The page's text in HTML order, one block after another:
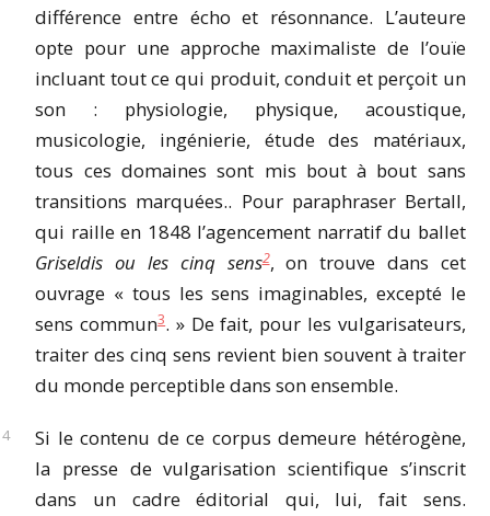
différence entre écho et résonnance. L’auteure
opte pour une approche maximaliste de l’ouïe
incluant tout ce qui produit, conduit et perçoit un
son : physiologie, physique, acoustique,
musicologie, ingénierie, étude des matériaux,
tous ces domaines sont mis bout à bout sans
transitions marquées.. Pour paraphraser Bertall,
qui raille en 1848 l’agencement narratif du ballet
Griseldis ou les cinq sens2, on trouve dans cet
ouvrage « tous les sens imaginables, excepté le
sens commun3. » De fait, pour les vulgarisateurs,
traiter des cinq sens revient bien souvent à traiter
du monde perceptible dans son ensemble.
Si le contenu de ce corpus demeure hétérogène,
la presse de vulgarisation scientifique s’inscrit
dans un cadre éditorial qui, lui, fait sens.